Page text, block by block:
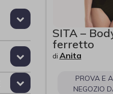
SITA –
ferretto
di Anita
PROVA E
NEGOZIO